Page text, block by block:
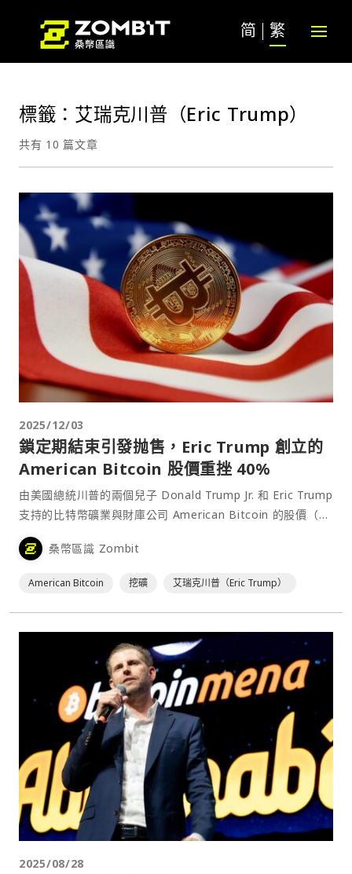
简 繁
標籤：艾瑞克川普（Eric Trump）
共有 10 篇文章
2025/12/03
鎖定期結束引發抛售，Eric Trump 創立的
American Bitcoin 股價重挫 40%
由美國總統川普的兩個兒子 Donald Trump Jr. 和 Eric Trump
支持的比特幣礦業與財庫公司 American Bitcoin 的股價（股
票代碼：ABTC）在部分股份鎖定期結束後，於週二大幅跳
水，跌幅高達 38.83%。⋯
桑幣區識 Zombit
American Bitcoin 挖礦 艾瑞克川普（Eric Trump）
2025/08/28